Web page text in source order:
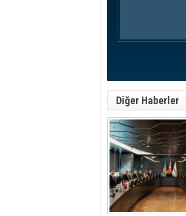
Diğer Haberler